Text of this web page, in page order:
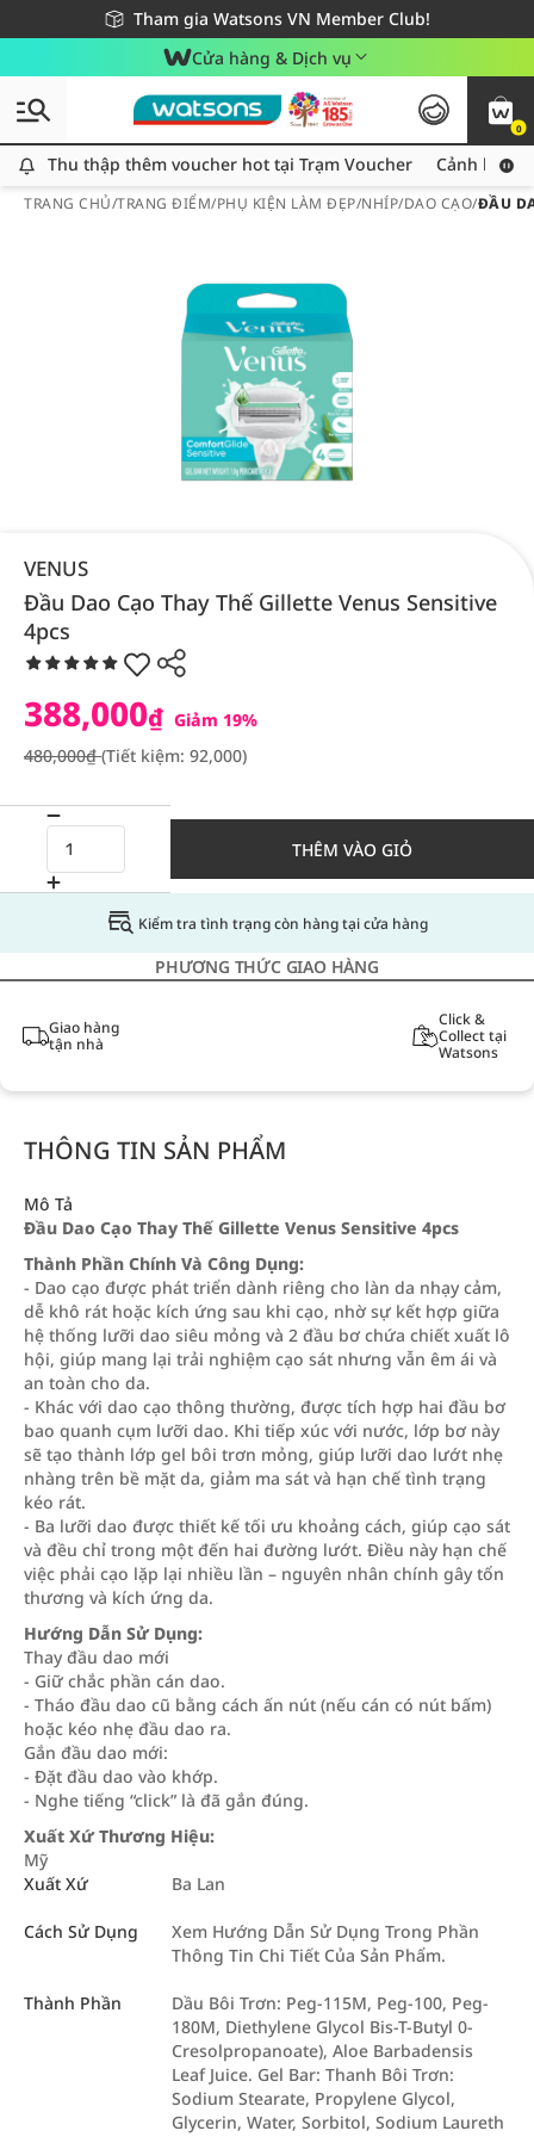
Tham gia Watsons VN Member Club!
Miễn phí giao hàng cho đơn hàng từ 249,000Đ
Giao hàng nhanh 24h - Áp dụng khu vực TP. Hồ Chí Minh
Cửa hàng & Dịch vụ
0
Thu thập thêm voucher hot tại Trạm Voucher
Thu thập thêm voucher hot tại Trạm Voucher Cảnh báo
TRANG CHỦ/TRANG ĐIỂM/PHỤ KIỆN LÀM ĐẸP/NHÍP/DAO CẠO/ĐẦU
VENUS
Đầu Dao Cạo Thay Thế Gillette Venus Sensitive
4pcs
388,000₫ Giảm 19%
480,000₫(Tiết kiệm: 92,000)
THÊM VÀO GIỎ
Kiểm tra tình trạng còn hàng tại cửa hàng
PHƯƠNG THỨC GIAO HÀNG
Giao hàng
tận nhà
Click &
Collect tại
Watsons
THÔNG TIN SẢN PHẨM
Mô Tả
Đầu Dao Cạo Thay Thế Gillette Venus Sensitive 4pcs
Thành Phần Chính Và Công Dụng:
- Dao cạo được phát triển dành riêng cho làn da nhạy cảm,
dễ khô rát hoặc kích ứng sau khi cạo, nhờ sự kết hợp giữa
hệ thống lưỡi dao siêu mỏng và 2 đầu bơ chứa chiết xuất lô
hội, giúp mang lại trải nghiệm cạo sát nhưng vẫn êm ái và
an toàn cho da.
- Khác với dao cạo thông thường, được tích hợp hai đầu bơ
bao quanh cụm lưỡi dao. Khi tiếp xúc với nước, lớp bơ này
sẽ tạo thành lớp gel bôi trơn mỏng, giúp lưỡi dao lướt nhẹ
nhàng trên bề mặt da, giảm ma sát và hạn chế tình trạng
kéo rát.
- Ba lưỡi dao được thiết kế tối ưu khoảng cách, giúp cạo sát
và đều chỉ trong một đến hai đường lướt. Điều này hạn chế
việc phải cạo lặp lại nhiều lần – nguyên nhân chính gây tổn
thương và kích ứng da.
Hướng Dẫn Sử Dụng:
Thay đầu dao mới
- Giữ chắc phần cán dao.
- Tháo đầu dao cũ bằng cách ấn nút (nếu cán có nút bấm)
hoặc kéo nhẹ đầu dao ra.
Gắn đầu dao mới:
- Đặt đầu dao vào khớp.
- Nghe tiếng “click” là đã gắn đúng.
Xuất Xứ Thương Hiệu:
Mỹ
Xuất Xứ
Ba Lan
Cách Sử Dụng
Xem Hướng Dẫn Sử Dụng Trong Phần
Thông Tin Chi Tiết Của Sản Phẩm.
Thành Phần
Dầu Bôi Trơn: Peg-115M, Peg-100, Peg-
180M, Diethylene Glycol Bis-T-Butyl 0-
Cresolpropanoate), Aloe Barbadensis
Leaf Juice. Gel Bar: Thanh Bôi Trơn:
Sodium Stearate, Propylene Glycol,
Glycerin, Water, Sorbitol, Sodium Laureth